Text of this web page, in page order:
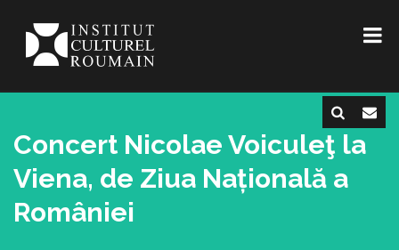
Concert Nicolae Voiculeţ la
Viena, de Ziua Națională a
României